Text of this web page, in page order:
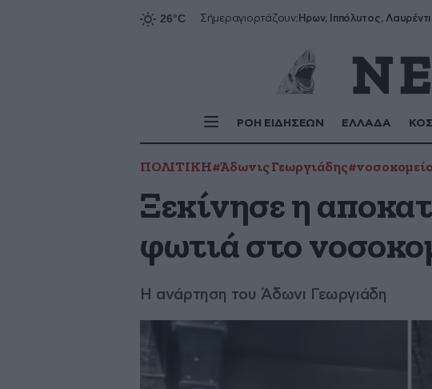
Σήμεραγιορτάζουν: Ήρων, Ιππόλυτος,
ΡΟΗ ΕΙΔΗΣΕΩΝ ΕΛΛΑΔΑ
ΠΟΛΙΤΙΚΗ#Άδωνις Γεωργιάδης
Ξεκίνησε η
φωτιά στο
H ανάρτηση του Άδωνι Γεωργιάδη